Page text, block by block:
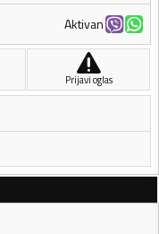
Aktivan
Prijavi oglas